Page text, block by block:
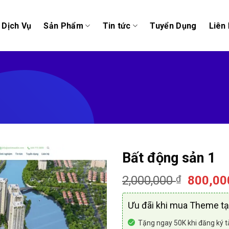
Dịch Vụ Sản Phẩm Tin tức Tuyển Dụng Liên
Bất động sản 1
2,000,000₫
Giá
gốc
là:
Ưu đãi khi mua Theme
Tặng ngay 50K khi đăng ký